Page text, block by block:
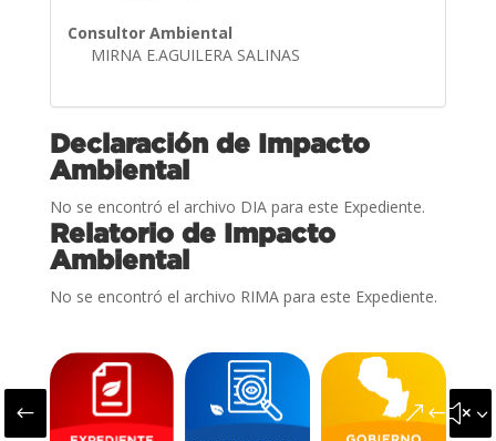
Consultor Ambiental
MIRNA E.AGUILERA SALINAS
Declaración de Impacto
Ambiental
No se encontró el archivo DIA para este Expediente.
Relatorio de Impacto
Ambiental
No se encontró el archivo RIMA para este Expediente.
#